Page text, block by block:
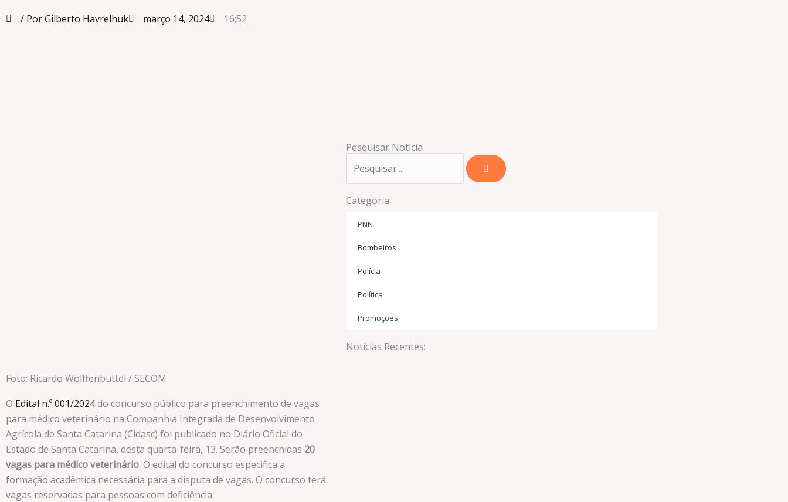
/ Por Gilberto Havrelhuk
março 14, 2024 16:52
Foto: Ricardo Wolffenbüttel / SECOM
O Edital n.º 001/2024do concurso público para preenchimento de vagas
para médico veterinário na Companhia Integrada de Desenvolvimento
Agrícola de Santa Catarina (Cidasc) foi publicado no Diário Oficial do
Estado de Santa Catarina, desta quarta-feira, 13. Serão preenchidas 20
vagas para médico veterinário. O edital do concurso especifica a
formação acadêmica necessária para a disputa de vagas. O concurso terá
vagas reservadas para pessoas com deficiência.
Pesquisar Notícia
Categoria
PNN
Bombeiros
Polícia
Política
Promoções
Notícias Recentes: